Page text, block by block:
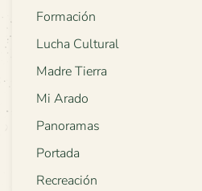
Formación
Lucha Cultural
Madre Tierra
Mi Arado
Panoramas
Portada
Recreación